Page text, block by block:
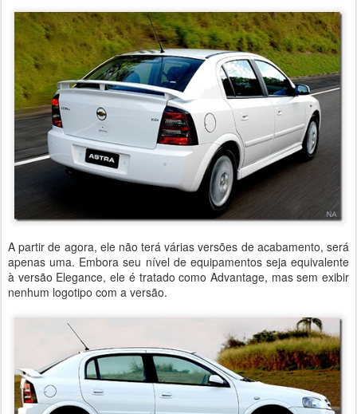
A partir de agora, ele não terá várias versões de acabamento, será
apenas uma. Embora seu nível de equipamentos seja equivalente
à versão Elegance, ele é tratado como Advantage, mas sem exibir
nenhum logotipo com a versão.